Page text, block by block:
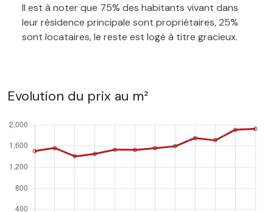
Il est à noter que 75% des habitants vivant dans
leur résidence principale sont propriétaires, 25%
sont locataires, le reste est logé à titre gracieux.
Evolution du prix au m²